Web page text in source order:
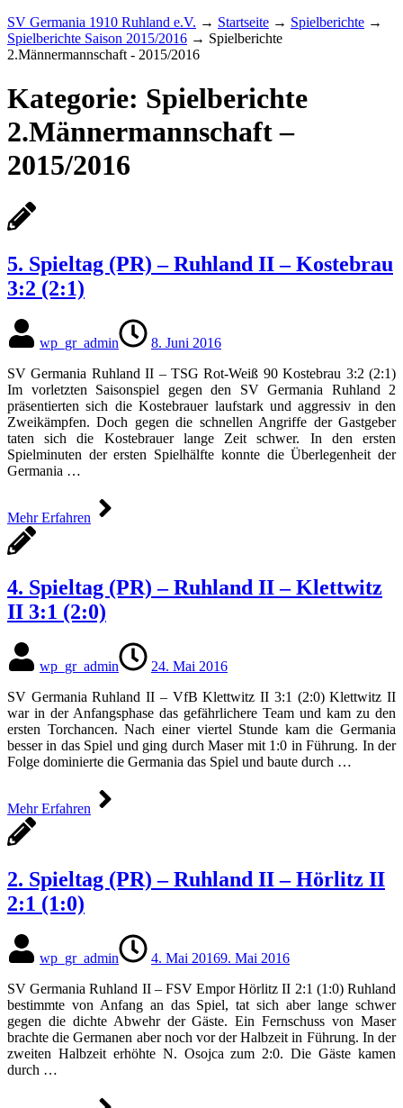
SV Germania 1910 Ruhland e.V. → Startseite → Spielberichte →
Spielberichte Saison 2015/2016 → Spielberichte
2.Männermannschaft - 2015/2016
Kategorie: Spielberichte
2.Männermannschaft –
2015/2016
5. Spieltag (PR) – Ruhland II – Kostebrau
3:2 (2:1)
wp_gr_admin
8. Juni 2016
SV Germania Ruhland II – TSG Rot-Weiß 90 Kostebrau 3:2 (2:1)
Im vorletzten Saisonspiel gegen den SV Germania Ruhland 2
präsentierten sich die Kostebrauer laufstark und aggressiv in den
Zweikämpfen. Doch gegen die schnellen Angriffe der Gastgeber
taten sich die Kostebrauer lange Zeit schwer. In den ersten
Spielminuten der ersten Spielhälfte konnte die Überlegenheit der
Germania …
Mehr Erfahren
4. Spieltag (PR) – Ruhland II – Klettwitz
II 3:1 (2:0)
wp_gr_admin
24. Mai 2016
SV Germania Ruhland II – VfB Klettwitz II 3:1 (2:0) Klettwitz II
war in der Anfangsphase das gefährlichere Team und kam zu den
ersten Torchancen. Nach einer viertel Stunde kam die Germania
besser in das Spiel und ging durch Maser mit 1:0 in Führung. In der
Folge dominierte die Germania das Spiel und baute durch …
Mehr Erfahren
2. Spieltag (PR) – Ruhland II – Hörlitz II
2:1 (1:0)
wp_gr_admin 4. Mai 20169. Mai 2016
SV Germania Ruhland II – FSV Empor Hörlitz II 2:1 (1:0) Ruhland
bestimmte von Anfang an das Spiel, tat sich aber lange schwer
gegen die dichte Abwehr der Gäste. Ein Fernschuss von Maser
brachte die Germanen aber noch vor der Halbzeit in Führung. In der
zweiten Halbzeit erhöhte N. Osojca zum 2:0. Die Gäste kamen
durch …